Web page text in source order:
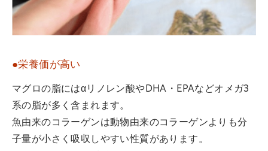
●栄養価が高い
マグロの脂にはαリノレン酸やDHA・EPAなどオメガ3
系の脂が多く含まれます。
魚由来のコラーゲンは動物由来のコラーゲンよりも分
子量が小さく吸収しやすい性質があります。